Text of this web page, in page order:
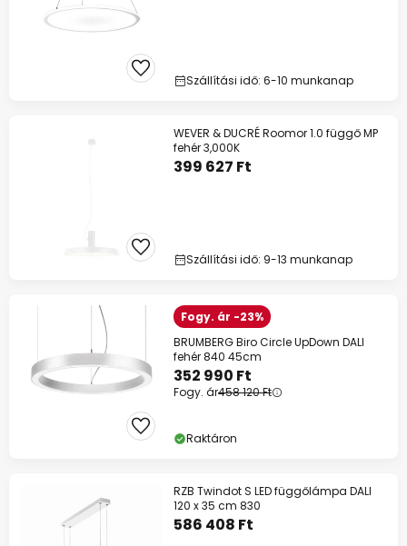
Szállítási idő: 6-10 munkanap
WEVER & DUCRÉ Roomor 1.0 függő MP
fehér 3,000K
399 627 Ft
Szállítási idő: 9-13 munkanap
Fogy. ár -23%
BRUMBERG Biro Circle UpDown DALI
fehér 840 45cm
352 990 Ft
Fogy. ár458 120 Ft
Raktáron
RZB Twindot S LED függőlámpa DALI
120 x 35 cm 830
586 408 Ft